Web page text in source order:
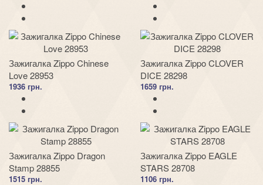
Зажигалка Zippo Chinese
Love 28953
1936 грн.
Зажигалка Zippo CLOVER
DICE 28298
1659 грн.
Зажигалка Zippo Dragon
Stamp 28855
1515 грн.
Зажигалка Zippo EAGLE
STARS 28708
1106 грн.